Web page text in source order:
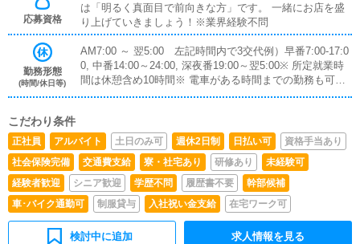
応募資格
は「明るく真面目で前向きな方」です。 一緒にお店を盛
り上げていきましょう！※業界経験不問
勤務形態
(時間/休日等)
AM7:00 ～ 翌5:00 左記時間内で3交代例）早番7:00-17:0
0, 中番14:00～24:00, 深夜番19:00～翌5:00※ 所定就業時
間は休憩含め10時間※ 電車がある時間までの勤務も可能
です。※ 勤務時間は相談可
こだわり条件
正社員 アルバイト 土日のみ可 週休2日制 日払い可
資格手当あり
社会保険完備
交通費支給 寮・社宅あり 研修あり
未経験可
経験者歓迎
シニア歓迎 学歴不問 履歴書不要
幹部候補
車･バイク通勤可
制服貸与 入社祝い金支給 在宅ワーク可
検討中に追加 求人情報を見る